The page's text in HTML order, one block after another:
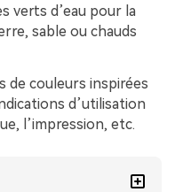
verts d’eau pour la
sable ou chauds
de couleurs inspirées
d’utilisation
l’impression, etc.